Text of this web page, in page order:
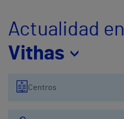
Comunicación
Actualidad en
Vithas
Centros